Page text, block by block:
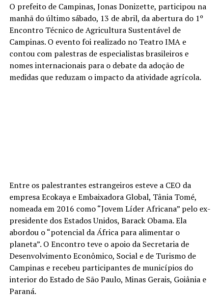
O prefeito de Campinas, Jonas Donizette, participou na
manhã do último sábado, 13 de abril, da abertura do 1º
Encontro Técnico de Agricultura Sustentável de
Campinas. O evento foi realizado no Teatro IMA e
contou com palestras de especialistas brasileiros e
nomes internacionais para o debate da adoção de
medidas que reduzam o impacto da atividade agrícola.
Entre os palestrantes estrangeiros esteve a CEO da
empresa Ecokaya e Embaixadora Global, Tânia Tomé,
nomeada em 2016 como “Jovem Líder Africana” pelo ex-
presidente dos Estados Unidos, Barack Obama. Ela
abordou o “potencial da África para alimentar o
planeta”. O Encontro teve o apoio da Secretaria de
Desenvolvimento Econômico, Social e de Turismo de
Campinas e recebeu participantes de municípios do
interior do Estado de São Paulo, Minas Gerais, Goiânia e
Paraná.